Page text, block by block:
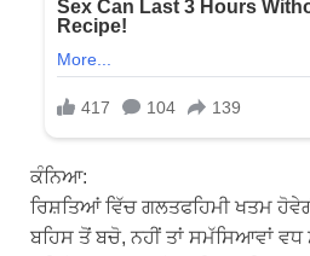
ਕੰਨਿਆ:
ਰਿਸ਼ਤਿਆਂ ਵਿੱਚ ਗਲਤਫਹਿਮੀ ਖਤਮ
ਬਹਿਸ ਤੋਂ ਬਚੋ, ਨਹੀਂ ਤਾਂ ਸਮੱਸਿਆਵਾਂ